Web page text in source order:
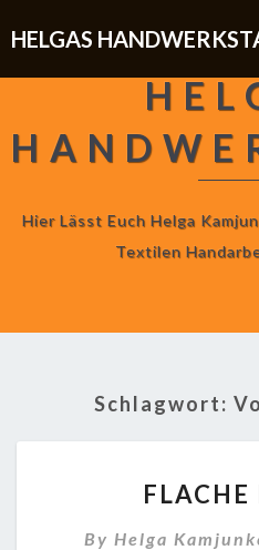
HELGAS
Hier Lässt Euch Helga
Textilen
Schlagwort:
By Helga